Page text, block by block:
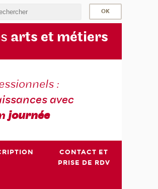
arts et métiers
:
avec
journée
CONTACT ET
PRISE DE RDV